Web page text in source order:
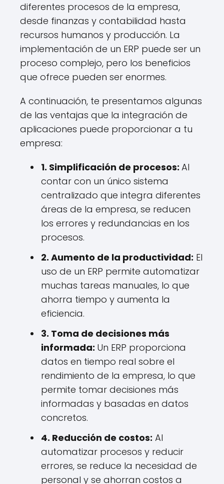
diferentes procesos de la empresa,
desde finanzas y contabilidad hasta
recursos humanos y producción. La
implementación de un ERP puede ser un
proceso complejo, pero los beneficios
que ofrece pueden ser enormes.
A continuación, te presentamos algunas
de las ventajas que la integración de
aplicaciones puede proporcionar a tu
empresa:
1. Simplificación de procesos: Al
contar con un único sistema
centralizado que integra diferentes
áreas de la empresa, se reducen
los errores y redundancias en los
procesos.
2. Aumento de la productividad: El
uso de un ERP permite automatizar
muchas tareas manuales, lo que
ahorra tiempo y aumenta la
eficiencia.
3. Toma de decisiones más
informada: Un ERP proporciona
datos en tiempo real sobre el
rendimiento de la empresa, lo que
permite tomar decisiones más
informadas y basadas en datos
concretos.
4. Reducción de costos: Al
automatizar procesos y reducir
errores, se reduce la necesidad de
personal y se ahorran costos a